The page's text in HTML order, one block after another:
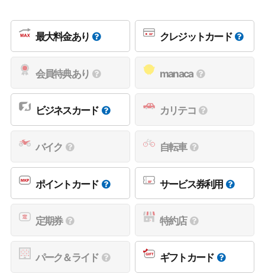
最大料金あり クレジットカード
会員特典あり manaca
ビジネスカード カリテコ
バイク 自転車
ポイントカード サービス券利用
定期券 特約店
パーク＆ライド ギフトカード